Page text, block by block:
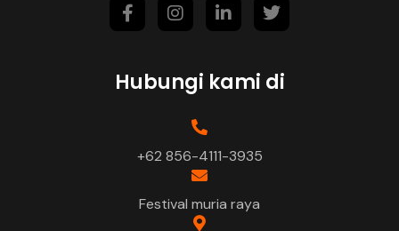
Hubungi kami di
+62 856-4111-3935
Festival muria raya